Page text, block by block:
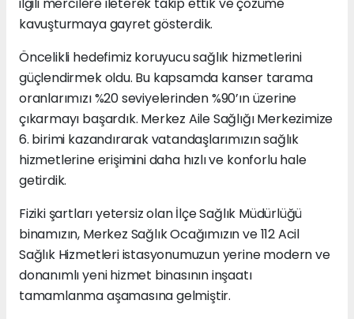
ilgili mercilere ileterek takip ettik ve çözüme
kavuşturmaya gayret gösterdik.
Öncelikli hedefimiz koruyucu sağlık hizmetlerini
güçlendirmek oldu. Bu kapsamda kanser tarama
oranlarımızı %20 seviyelerinden %90’ın üzerine
çıkarmayı başardık. Merkez Aile Sağlığı Merkezimize
6. birimi kazandırarak vatandaşlarımızın sağlık
hizmetlerine erişimini daha hızlı ve konforlu hale
getirdik.
Fiziki şartları yetersiz olan İlçe Sağlık Müdürlüğü
binamızın, Merkez Sağlık Ocağımızın ve 112 Acil
Sağlık Hizmetleri istasyonumuzun yerine modern ve
donanımlı yeni hizmet binasının inşaatı
tamamlanma aşamasına gelmiştir.